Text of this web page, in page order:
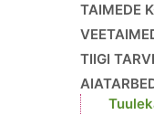
TAIMEDE
TIIGI